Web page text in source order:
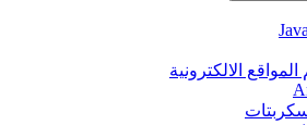
الالكترونية